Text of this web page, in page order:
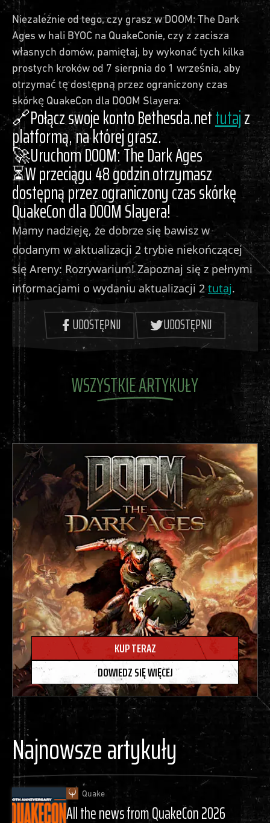
Niezależnie od tego, czy grasz w DOOM: The Dark
Ages w hali BYOC na QuakeConie, czy z zacisza
własnych domów, pamiętaj, by wykonać tych kilka
prostych kroków od 7 sierpnia do 1 września, aby
otrzymać tę dostępną przez ograniczony czas
skórkę QuakeCon dla DOOM Slayera:
🔗Połącz swoje konto Bethesda.nettutajz
platformą, na której grasz.
🚀Uruchom DOOM: The Dark Ages
⏳W przeciągu 48 godzin otrzymasz
dostępną przez ograniczony czas skórkę
QuakeCon dla DOOM Slayera!
Mamy nadzieję, że dobrze się bawisz w
dodanym w aktualizacji 2 trybie niekończącej
się Areny: Rozrywarium! Zapoznaj się z pełnymi
informacjami o wydaniu aktualizacji 2tutaj.
UDOSTĘPNIJ UDOSTĘPNIJ
WSZYSTKIE ARTYKUŁY
KUP TERAZ
DOWIEDZ SIĘ WIĘCEJ
Najnowsze artykuły
Quake
All the news from QuakeCon 2026